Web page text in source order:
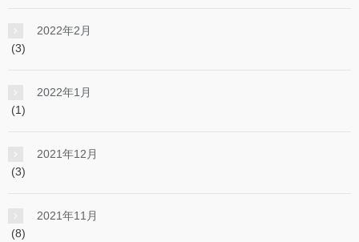
2022年2月
(3)
2022年1月
(1)
2021年12月
(3)
2021年11月
(8)